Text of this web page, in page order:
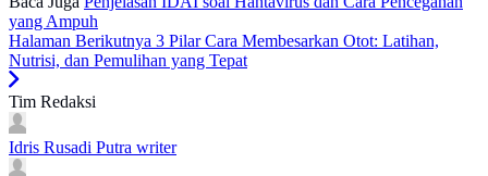
yang Ampuh
Halaman Berikutnya 3 Pilar Cara Membesarkan Otot: Latihan,
Nutrisi, dan Pemulihan yang Tepat
Tim Redaksi
Idris Rusadi Putra writer